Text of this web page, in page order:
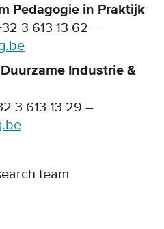
Pedagogie in Praktijk
3 613 13 62 –
Industrie &
3 613 13 29 –
team